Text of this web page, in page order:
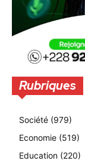
Rubriques
Société (979)
Economie (519)
Education (220)